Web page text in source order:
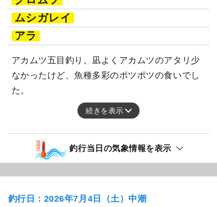
ムシガレイ
アラ
アカムツ五目釣り。凪よくアカムツのアタリ少
なかったけど、魚種多彩のポツポツの食いでし
た。
続きを表示
釣行当日の気象情報を表示
釣行日：2026年7月4日（土）中潮